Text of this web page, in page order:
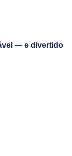
— e divertido